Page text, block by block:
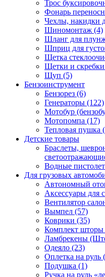
Трос
Фонарь
Чехлы, накидки
Шиномонтаж (4)
Шланг для
Шприц для
Щетка
Щетки и
Щуп (5)
Бензоинструмент
Бензорез (6)
Генераторы (122)
Мотобур
Мотопомпа (17)
Тепловая пушка
Детские товары
Браслеты,
Водные
Для грузовых
Автономный
Аксессуары для
Вентилятор
Вымпел (57)
Коврики (35)
Комплект шторы
Ламбрекены
Одеяло (23)
Оплетка на руль
Подушка (1)
Ручка на руль